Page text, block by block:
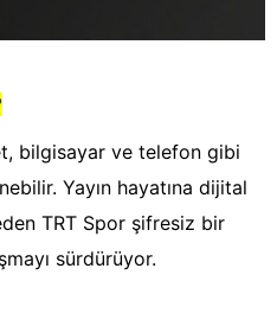
bilgisayar ve telefon gibi
Yayın hayatına dijital
TRT Spor şifresiz bir
sürdürüyor.